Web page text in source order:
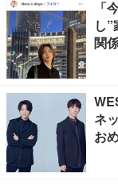
「
し
関
ネ
お